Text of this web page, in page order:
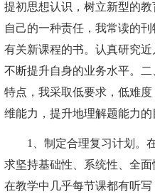
提初思想认识，树立新型的
自己的一种责任，我常读的
有关新课程的书。认真研究
不断提升自身的业务水平。
特点，我采取低要求，低难
维能力，提升地理解题能力的
1、制定合理复习计划。在
求坚持基础性、系统性、全
在教学中几乎每节课都有听